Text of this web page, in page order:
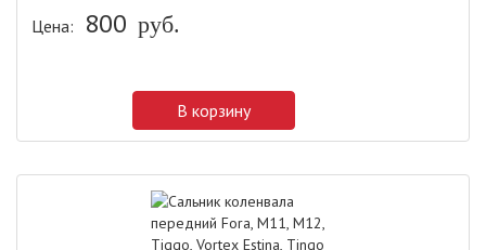
Цена:
800 руб.
В корзину